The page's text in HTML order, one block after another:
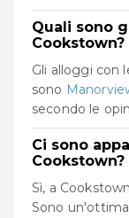
Quali sono
Cookstown?
Gli alloggi con
sono
secondo le
Ci sono
Cookstown?
Sì, a
Sono